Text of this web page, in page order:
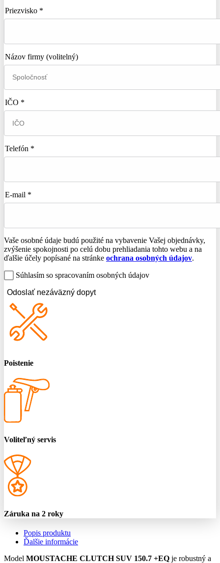
Priezvisko *
Názov firmy (volitelný)
IČO *
Telefón *
E-mail *
Vaše osobné údaje budú použité na vybavenie Vašej objednávky,
zvýšenie spokojnosti po celú dobu prehliadania tohto webu a na
ďalšie účely popísané na stránke ochrana osobných údajov.
Súhlasím so spracovaním osobných údajov
Odoslať nezáväzný dopyt
Poistenie
Voliteľný servis
Záruka na 2 roky
Popis produktu
Ďalšie informácie
Model MOUSTACHE CLUTCH SUV 150.7 +EQ je robustný a